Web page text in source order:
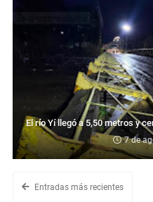
El río Yí llegó a 5,50 metros y
7 de
Entradas más recientes